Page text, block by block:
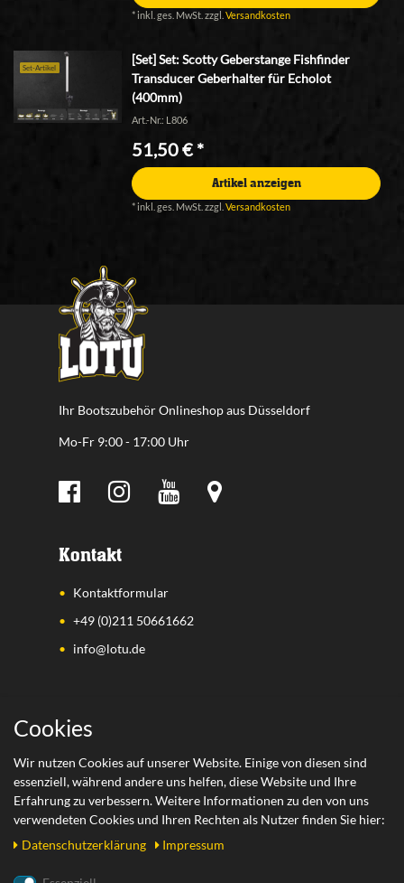
*inkl. ges. MwSt. zzgl.Versandkosten
Set-Artikel
[Set] Set: Scotty Geberstange Fishfinder
Transducer Geberhalter für Echolot
(400mm)
Art.-Nr.: L806
51,50 € *
Artikel anzeigen
*inkl. ges. MwSt. zzgl.Versandkosten
Ihr Bootszubehör Onlineshop aus Düsseldorf
Mo-Fr 9:00 - 17:00 Uhr
Kontakt
Kontaktformular
+49 (0)211 50661662
info@lotu.de
Wichtige Links
Versand
Retoure
Cookies
Wir nutzen Cookies auf unserer Website. Einige von diesen sind
essenziell, während andere uns helfen, diese Website und Ihre
Erfahrung zu verbessern. Weitere Informationen zu den von uns
verwendeten Cookies und Ihren Rechten als Nutzer finden Sie hier:
Daten­schutz­erklärung
Impressum